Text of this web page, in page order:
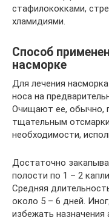
стафилококками,
хламидиями.
Способ
насморке
Для лечения
носа на
Очищают ее, обычно,
тщательным
необходимости,
Достаточно
полости по 1 – 2
Средняя
около 5 – 6 дней.
избежать назначения